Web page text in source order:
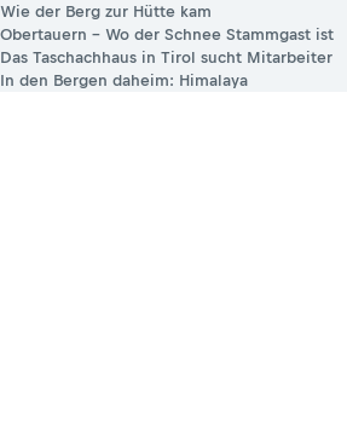
Wie der Berg zur Hütte kam
Obertauern – Wo der Schnee Stammgast ist
Das Taschachhaus in Tirol sucht Mitarbeiter
In den Bergen daheim: Himalaya